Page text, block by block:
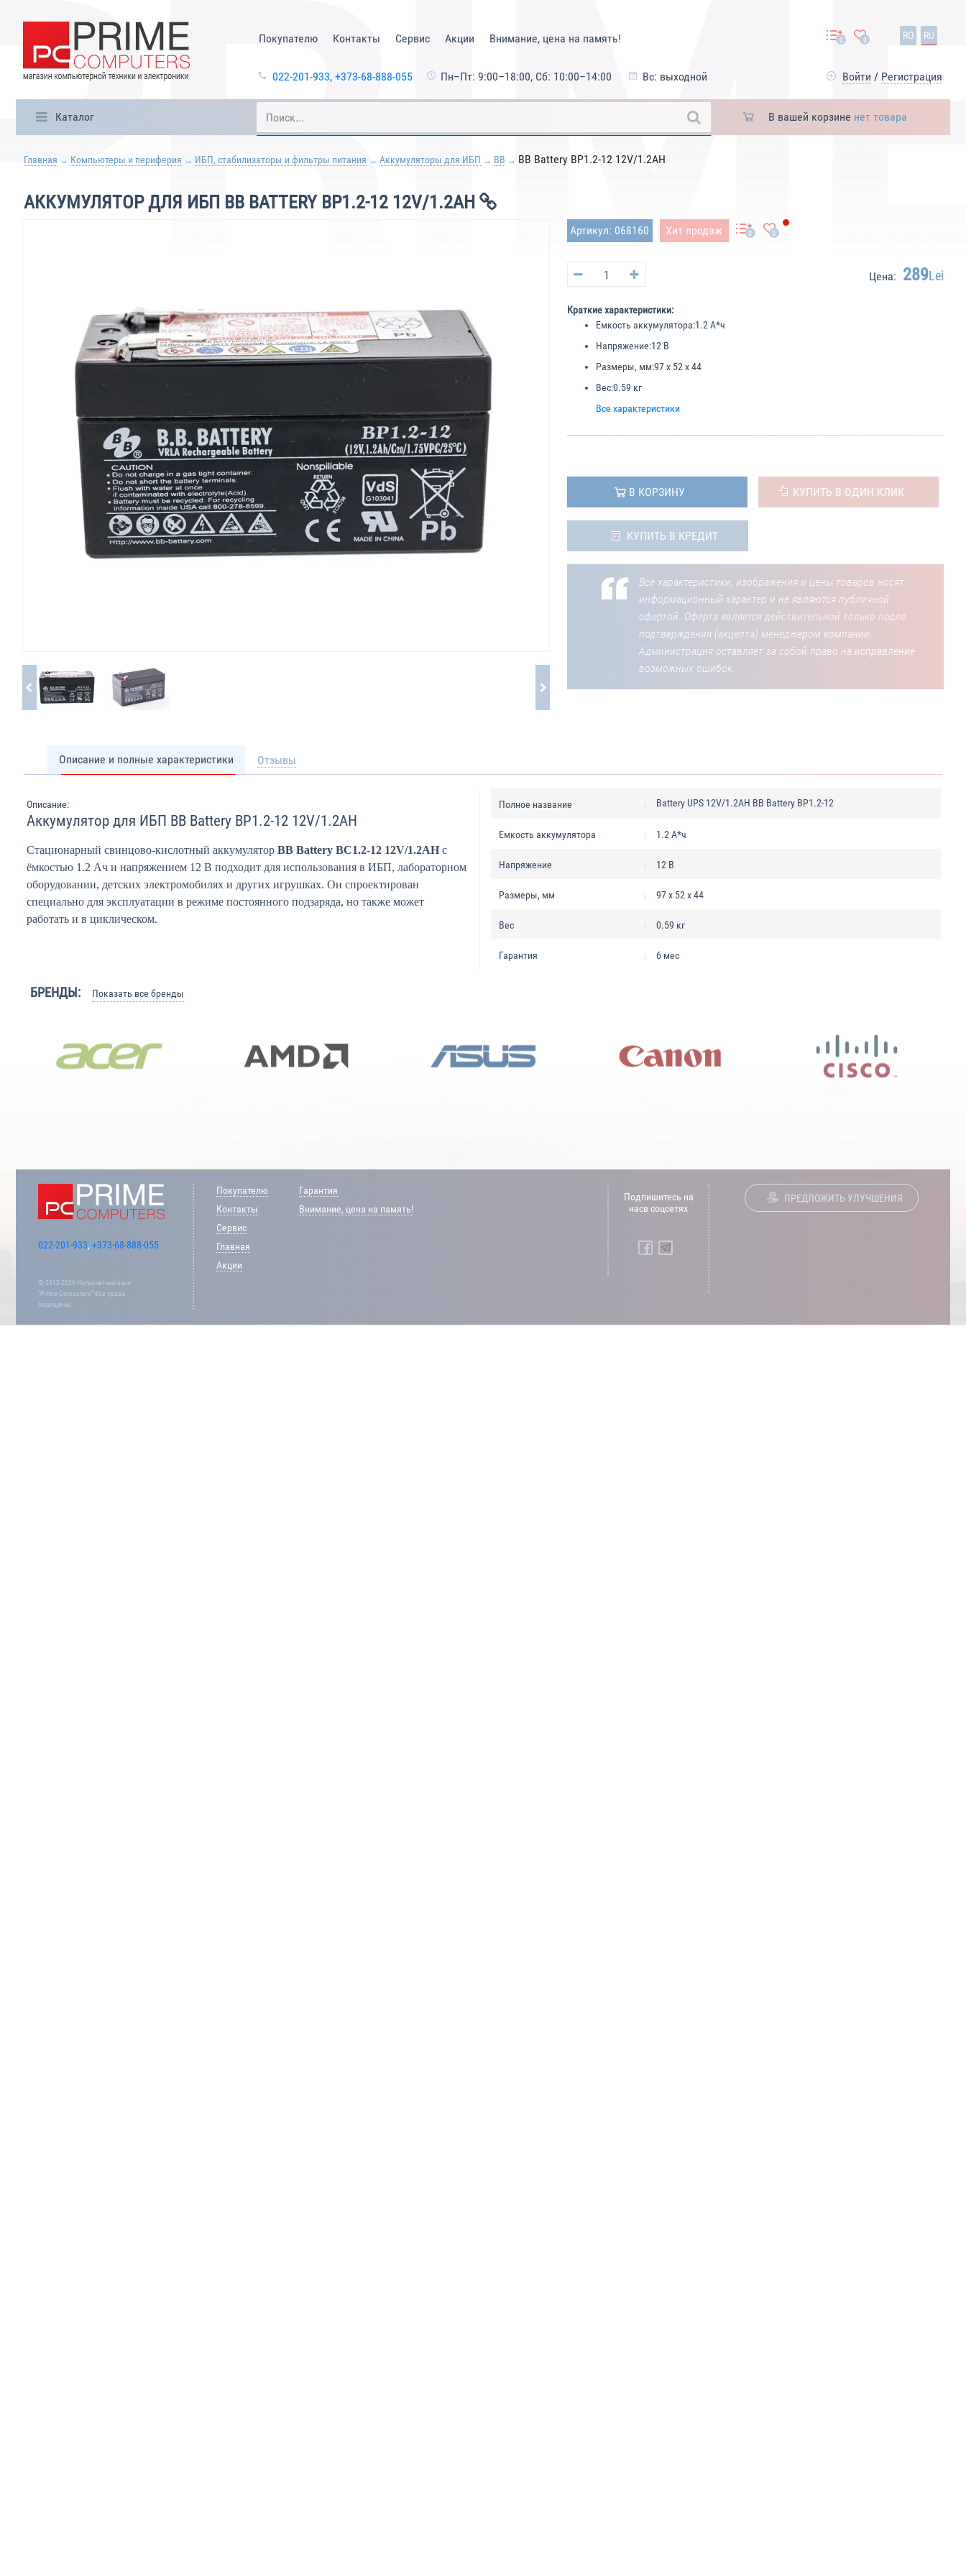
Покупателю Контакты Сервис Акции Внимание, цена на память!
022-201-933, +373-68-888-055 Пн–Пт: 9:00–18:00, Сб: 10:00–14:00 Вс: выходной
0 0 RO RU
Войти / Регистрация
Каталог В вашей корзине нет товара
Главная Компьютеры и периферия ИБП, стабилизаторы и фильтры питания Аккумуляторы для ИБП BB BB Battery BP1.2-12 12V/1.2AH
АККУМУЛЯТОР ДЛЯ ИБП BB BATTERY BP1.2-12 12V/1.2AH
Артикул: 068160 Хит продаж 0 0
Цена: 289Lei
Краткие характеристики:
Емкость аккумулятора:1.2 А*ч
Напряжение:12 В
Размеры, мм:97 x 52 x 44
Вес:0.59 кг
Все характеристики
В КОРЗИНУ КУПИТЬ В ОДИН КЛИК
КУПИТЬ В КРЕДИТ
Все характеристики, изображения и цены товаров носят
информационный характер и не являются публичной
офертой. Оферта является действительной только после
подтверждения (акцепта) менеджером компании.
Администрация оставляет за собой право на исправление
возможных ошибок.
Описание и полные характеристики Отзывы
Описание:
Аккумулятор для ИБП BB Battery BP1.2-12 12V/1.2AH
Стационарный свинцово-кислотный аккумулятор BB Battery BC1.2-12 12V/1.2AH с
ёмкостью 1.2 Ач и напряжением 12 В подходит для использования в ИБП, лабораторном
оборудовании, детских электромобилях и других игрушках. Он спроектирован
специально для эксплуатации в режиме постоянного подзаряда, но также может
работать и в циклическом.
Полное название Battery UPS 12V/1.2AH BB Battery BP1.2-12
Емкость аккумулятора 1.2 А*ч
Напряжение 12 В
Размеры, мм 97 x 52 x 44
Вес 0.59 кг
Гарантия 6 мес
БРЕНДЫ: Показать все бренды
022-201-933, +373-68-888-055
© 2012-2026 Интернет-магазин
“Prime-Computers” Все права
защищены.
Покупателю
Контакты
Сервис
Главная
Акции
Гарантия
Внимание, цена на память!
Подпишитесь на
насв соцсетях
ПРЕДЛОЖИТЬ УЛУЧШЕНИЯ